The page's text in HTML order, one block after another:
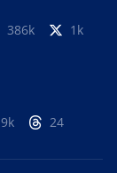
386k
1k
9k 24